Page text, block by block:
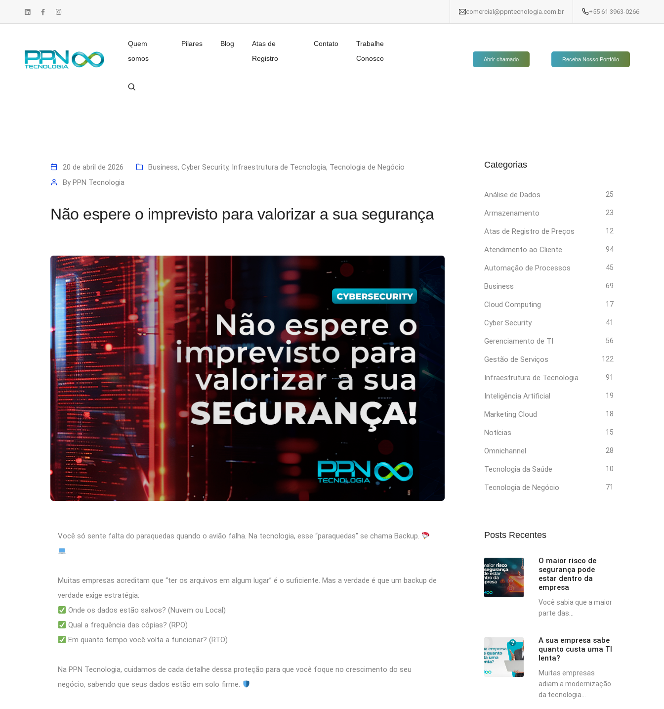
comercial@ppntecnologia.com.br +55 61 3963-0266
Quem
somos
Pilares Blog
Atas de
Registro
Contato
Trabalhe
Conosco
Abrir chamado Receba Nosso Portfólio
20 de abril de 2026 Business, Cyber Security, Infraestrutura de Tecnologia, Tecnologia de Negócio
By PPN Tecnologia
Não espere o imprevisto para valorizar a sua segurança
Você só sente falta do paraquedas quando o avião falha. Na tecnologia, esse “paraquedas” se chama Backup.
Muitas empresas acreditam que “ter os arquivos em algum lugar” é o suficiente. Mas a verdade é que um backup de
verdade exige estratégia:
Onde os dados estão salvos? (Nuvem ou Local)
Qual a frequência das cópias? (RPO)
Em quanto tempo você volta a funcionar? (RTO)
Na PPN Tecnologia, cuidamos de cada detalhe dessa proteção para que você foque no crescimento do seu
negócio, sabendo que seus dados estão em solo firme.
Categorias
Análise de Dados 25
Armazenamento 23
Atas de Registro de Preços 12
Atendimento ao Cliente 94
Automação de Processos 45
Business 69
Cloud Computing 17
Cyber Security 41
Gerenciamento de TI 56
Gestão de Serviços 122
Infraestrutura de Tecnologia 91
Inteligência Artificial 19
Marketing Cloud 18
Notícias 15
Omnichannel 28
Tecnologia da Saúde 10
Tecnologia de Negócio 71
Posts Recentes
O maior risco de
segurança pode
estar dentro da
empresa
Você sabia que a maior
parte das...
A sua empresa sabe
quanto custa uma TI
lenta?
Muitas empresas
adiam a modernização
da tecnologia...